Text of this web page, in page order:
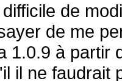
de
de me
1.0.9 à partir
il ne faudrait